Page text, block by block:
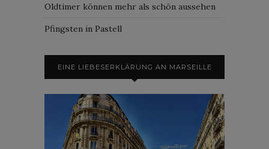
Oldtimer können mehr als schön aussehen
Pfingsten in Pastell
EINE LIEBESERKLÄRUNG AN MARSEILLE